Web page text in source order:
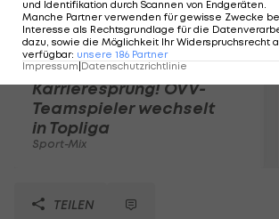
Karrieresprung! ÖVV-
Teamspieler wechselt
in Topliga
Sport-Mix
TEILEN
und Identifikation durch Scannen von Endgeräten.
Manche Partner verwenden für gewisse Zwecke
Interesse als Rechtsgrundlage für die
dazu, sowie die Möglichkeit Ihr Widerspruchsrecht
verfügbar: unsere 186 Partner
Impressum Datenschutzrichtlinie